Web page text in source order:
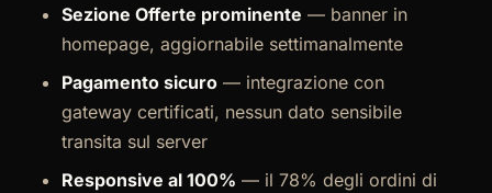
Sezione Offerte prominente — banner in
homepage, aggiornabile settimanalmente
Pagamento sicuro — integrazione con
gateway certificati, nessun dato sensibile
transita sul server
Responsive al 100% — il 78% degli ordini di